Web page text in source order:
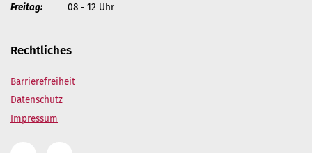
Freitag: 08 - 12 Uhr
Rechtliches
Barrierefreiheit
Datenschutz
Impressum